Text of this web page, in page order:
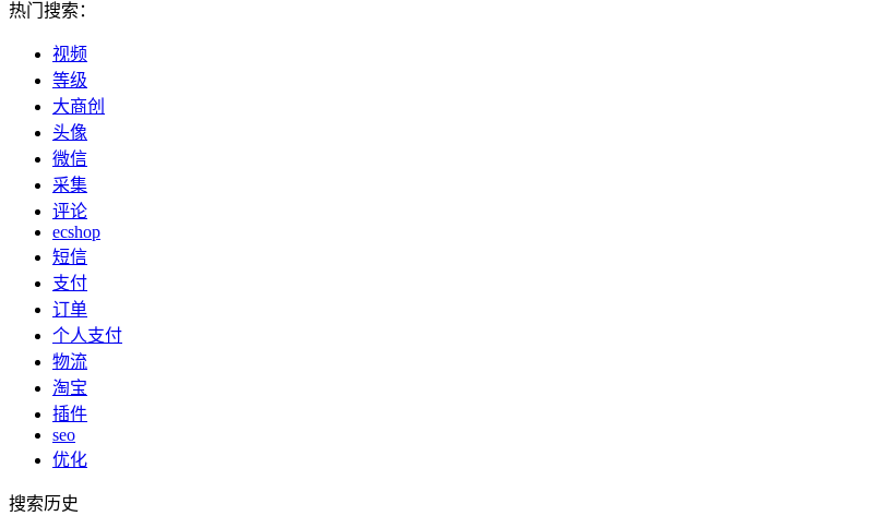
热门搜索：
视频
等级
大商创
头像
微信
采集
评论
ecshop
短信
支付
订单
个人支付
物流
淘宝
插件
seo
优化
搜索历史